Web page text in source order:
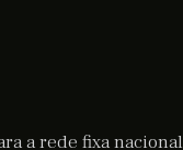
a rede fixa nacional